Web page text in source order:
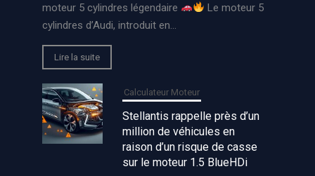
moteur 5 cylindres légendaire
Le moteur 5
cylindres d’Audi, introduit en...
Lire la suite
Calculateur Moteur
Stellantis rappelle près d’un
million de véhicules en
raison d’un risque de casse
sur le moteur 1.5 BlueHDi